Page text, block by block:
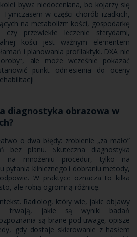
bywa niedoceniana, bo kojarzy się
Tymczasem w części chorób rzadkich,
na metabolizm kości, gospodarkę
czy przewlekłe leczenie sterydami,
kości jest ważnym elementem
i planowania profilaktyki. DXA nie
ale może wcześnie pokazać
punkt odniesienia do oceny
diagnostyka obrazowa w
o dwa błędy: zrobienie „za mało”
bez planu. Skuteczna diagnostyka
na mnożeniu procedur, tylko na
pytania klinicznego i dobraniu metody,
W praktyce oznacza to kilka
ale robią ogromną różnicę.
Radiolog, który wie, jakie objawy
trwają, jakie są wyniki badań
są brane pod uwagę, opisze
gdy dostaje skierowanie z hasłem